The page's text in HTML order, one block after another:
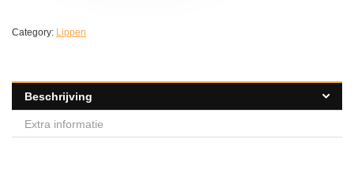
Category: Lippen
Beschrijving
Extra informatie